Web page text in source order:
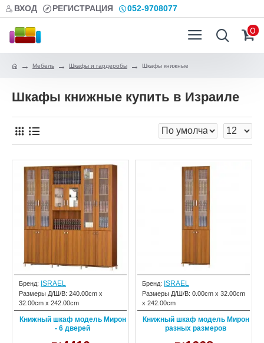
ВХОД РЕГИСТРАЦИЯ 052-9708077
0
Мебель Шкафы и гардеробы Шкафы книжные
Шкафы книжные купить в Израиле
Бренд: ISRAEL
Размеры Д/Ш/В: 240.00cm x
32.00cm x 242.00cm
Книжный шкаф модель Мирон
- 6 дверей
Бренд: ISRAEL
Размеры Д/Ш/В: 0.00cm x 32.00cm
x 242.00cm
Книжный шкаф модель Мирон
разных размеров